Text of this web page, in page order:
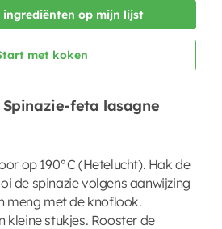
ingrediënten op mijn lijst
met koken
feta lasagne
op 190°C (Hetelucht). Hak de
de spinazie volgens aanwijzing
meng met de knoflook.
kleine stukjes. Rooster de